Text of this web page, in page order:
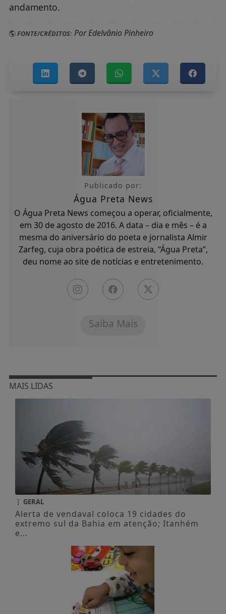
andamento.
FONTE/CRÉDITOS:Por Edelvânio Pinheiro
Publicado por:
Água Preta News
O Água Preta News começou a operar, oficialmente,
em 30 de agosto de 2016. A data – dia e mês – é a
mesma do aniversário do poeta e jornalista Almir
Zarfeg, cuja obra poética de estreia, “Água Preta”,
deu nome ao site de notícias e entretenimento.
Saiba Mais
MAIS LIDAS
GERAL
Alerta de vendaval coloca 19 cidades do
extremo sul da Bahia em atenção; Itanhém
e...